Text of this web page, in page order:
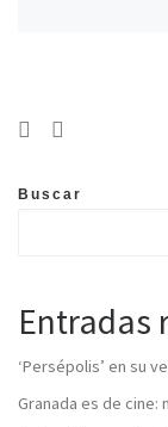
Buscar
Entradas
‘Persépolis’ en su
Granada es de cine: